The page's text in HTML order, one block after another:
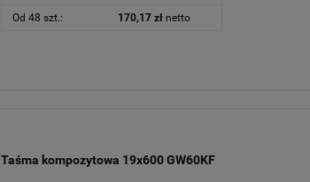
Od 48 szt.: 170,17 zł netto
Taśma kompozytowa 19x600 GW60KF